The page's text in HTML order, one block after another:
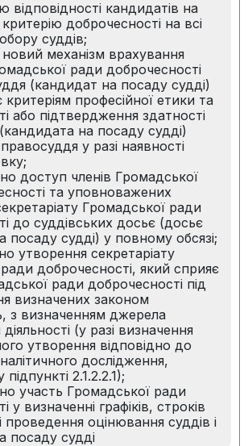
відповідності кандидатів на
доброчесності на всі
суддів;
механізм врахування
ради доброчесності
(кандидат на посаду судді)
критеріям професійної етики та
або підтвердження здатності
на посаду судді)
у разі наявності
доступ членів Громадської
та уповноважених
Громадської ради
до суддівських досьє (досьє
посаду судді) у повному обсязі;
утворення секретаріату
доброчесності, який сприяє
ради доброчесності під
визначених законом
з визначенням джерела
(у разі визначення
утворення відповідно до
дослідження,
2.1.2.2.1);
участь Громадської ради
у визначенні графіків, строків
проведення оцінювання суддів і
посаду судді